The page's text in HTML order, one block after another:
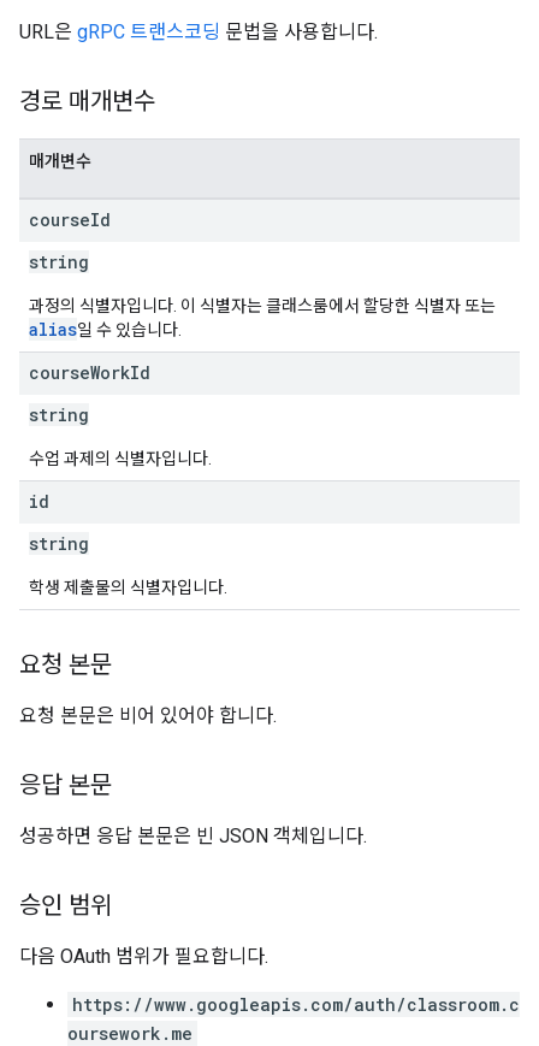
URL은 gRPC 트랜스코딩 문법을 사용합니다.
경로 매개변수
매개변수
courseId
string
과정의 식별자입니다. 이 식별자는 클래스룸에서 할당한 식별자 또는
alias일 수 있습니다.
courseWorkId
string
수업 과제의 식별자입니다.
id
string
학생 제출물의 식별자입니다.
요청 본문
요청 본문은 비어 있어야 합니다.
응답 본문
성공하면 응답 본문은 빈 JSON 객체입니다.
승인 범위
다음 OAuth 범위가 필요합니다.
https://www.googleapis.com/auth/classroom.c
oursework.me